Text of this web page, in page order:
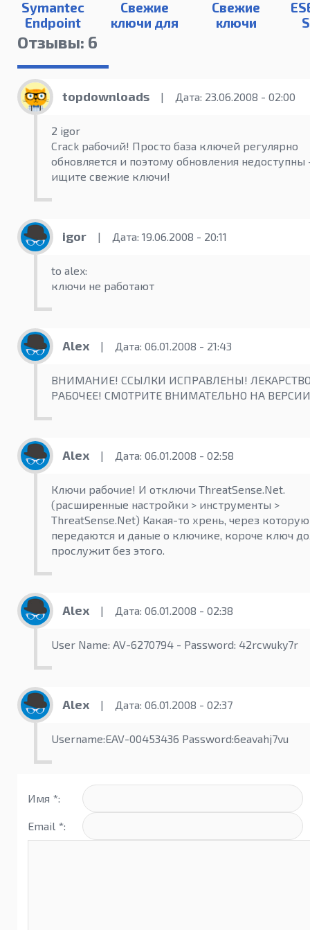
Symantec
Endpoint
Protection
14
Свежие
ключи для
Свежие
ключи
Отзывы: 6
topdownloads | Дата: 23.06.2008 - 02:00
2 igor
Crack рабочий! Просто база ключей регулярно
обновляется и поэтому обновления недоступны
ищите свежие ключи!
igor | Дата: 19.06.2008 - 20:11
to alex:
ключи не работают
Alex | Дата: 06.01.2008 - 21:43
ВНИМАНИЕ! ССЫЛКИ ИСПРАВЛЕНЫ!
РАБОЧЕЕ! СМОТРИТЕ ВНИМАТЕЛЬНО НА
Alex | Дата: 06.01.2008 - 02:58
Ключи рабочие! И отключи ThreatSense.Net.
(расширенные настройки > инструменты >
ThreatSense.Net) Какая-то хрень, через которую
передаются и даные о ключике, короче ключ
прослужит без этого.
Alex | Дата: 06.01.2008 - 02:38
User Name: AV-6270794 - Password: 42rcwuky7r
Alex | Дата: 06.01.2008 - 02:37
Username:EAV-00453436 Password:6eavahj7vu
Имя *:
Email *: